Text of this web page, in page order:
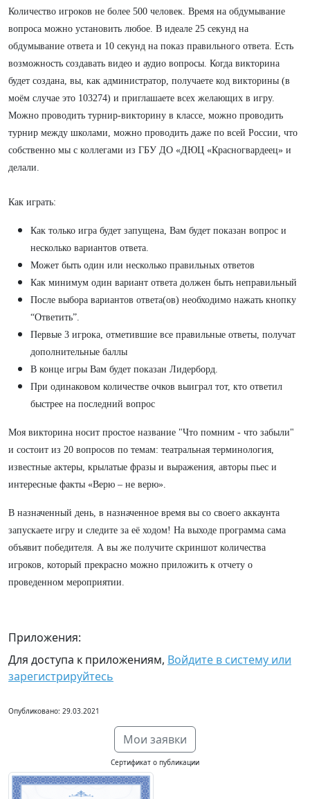
Количество игроков не более 500 человек. Время на обдумывание
вопроса можно установить любое. В идеале 25 секунд на
обдумывание ответа и 10 секунд на показ правильного ответа. Есть
возможность создавать видео и аудио вопросы. Когда викторина
будет создана, вы, как администратор, получаете код викторины (в
моём случае это 103274) и приглашаете всех желающих в игру.
Можно проводить турнир-викторину в классе, можно проводить
турнир между школами, можно проводить даже по всей России, что
собственно мы с коллегами из ГБУ ДО «ДЮЦ «Красногвардеец» и
делали.
Как играть:
Как только игра будет запущена, Вам будет показан вопрос и
несколько вариантов ответа.
Может быть один или несколько правильных ответов
Как минимум один вариант ответа должен быть неправильный
После выбора вариантов ответа(ов) необходимо нажать кнопку
“Ответить”.
Первые 3 игрока, отметившие все правильные ответы, получат
дополнительные баллы
В конце игры Вам будет показан Лидерборд.
При одинаковом количестве очков выиграл тот, кто ответил
быстрее на последний вопрос
Моя викторина носит простое название "Что помним - что забыли"
и состоит из 20 вопросов по темам: театральная терминология,
известные актеры, крылатые фразы и выражения, авторы пьес и
интересные факты «Верю – не верю».
В назначенный день, в назначенное время вы со своего аккаунта
запускаете игру и следите за её ходом! На выходе программа сама
объявит победителя. А вы же получите скриншот количества
игроков, который прекрасно можно приложить к отчету о
проведенном мероприятии.
Приложения:
Для доступа к приложениям, Войдите в систему или
зарегистрируйтесь
Опубликовано: 29.03.2021
Мои заявки
Сертификат о публикации